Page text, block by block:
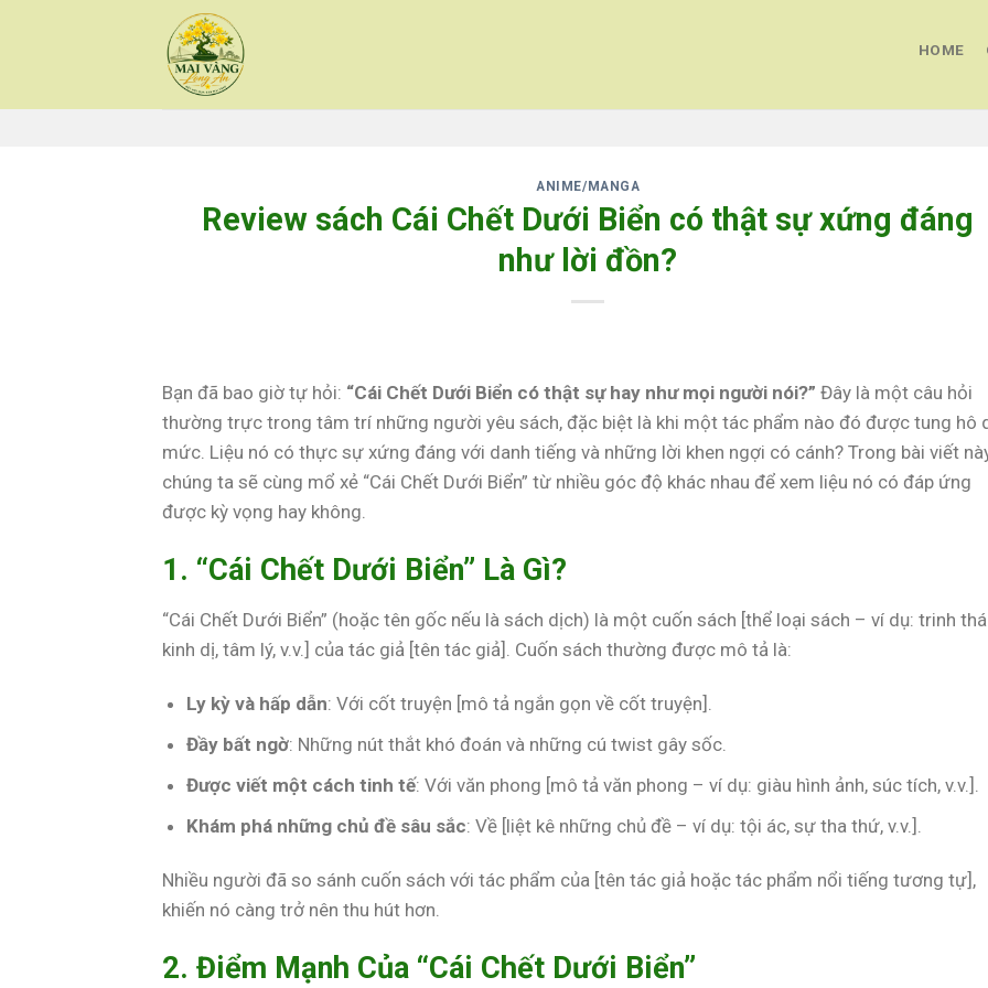
HOME
ANIME/MANGA
Review sách Cái Chết Dưới Biển có thật sự xứng đáng
như lời đồn?
Bạn đã bao giờ tự hỏi: “Cái Chết Dưới Biển có thật sự hay như mọi người nói?” Đây là một câu hỏi
thường trực trong tâm trí những người yêu sách, đặc biệt là khi một tác phẩm nào đó được tung hô
mức. Liệu nó có thực sự xứng đáng với danh tiếng và những lời khen ngợi có cánh? Trong bài viết
chúng ta sẽ cùng mổ xẻ “Cái Chết Dưới Biển” từ nhiều góc độ khác nhau để xem liệu nó có đáp ứng
được kỳ vọng hay không.
1. “Cái Chết Dưới Biển” Là Gì?
“Cái Chết Dưới Biển” (hoặc tên gốc nếu là sách dịch) là một cuốn sách [thể loại sách – ví dụ: trinh
kinh dị, tâm lý, v.v.] của tác giả [tên tác giả]. Cuốn sách thường được mô tả là:
Ly kỳ và hấp dẫn: Với cốt truyện [mô tả ngắn gọn về cốt truyện].
Đầy bất ngờ: Những nút thắt khó đoán và những cú twist gây sốc.
Được viết một cách tinh tế: Với văn phong [mô tả văn phong – ví dụ: giàu hình ảnh, súc tích, v.v.].
Khám phá những chủ đề sâu sắc: Về [liệt kê những chủ đề – ví dụ: tội ác, sự tha thứ, v.v.].
Nhiều người đã so sánh cuốn sách với tác phẩm của [tên tác giả hoặc tác phẩm nổi tiếng tương tự],
khiến nó càng trở nên thu hút hơn.
2. Điểm Mạnh Của “Cái Chết Dưới Biển”